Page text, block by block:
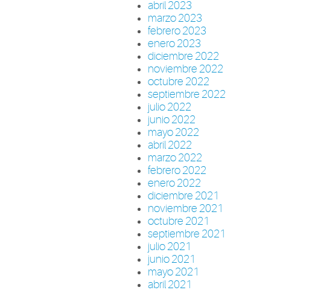
abril 2023
marzo 2023
febrero 2023
enero 2023
diciembre 2022
noviembre 2022
octubre 2022
septiembre 2022
julio 2022
junio 2022
mayo 2022
abril 2022
marzo 2022
febrero 2022
enero 2022
diciembre 2021
noviembre 2021
octubre 2021
septiembre 2021
julio 2021
junio 2021
mayo 2021
abril 2021